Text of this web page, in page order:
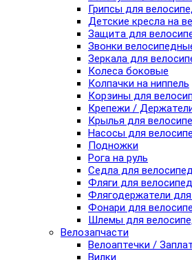
Грипсы для
Детские кресла на
Защита для
Звонки
Зеркала для
Колеса боковые
Колпачки на ниппель
Корзины для
Крепежи /
Крылья для
Насосы для
Подножки
Рога на руль
Седла для
Фляги для
Флягодержатели
Фонари для
Шлемы для
Велозапчасти
Велоаптечки /
Вилки